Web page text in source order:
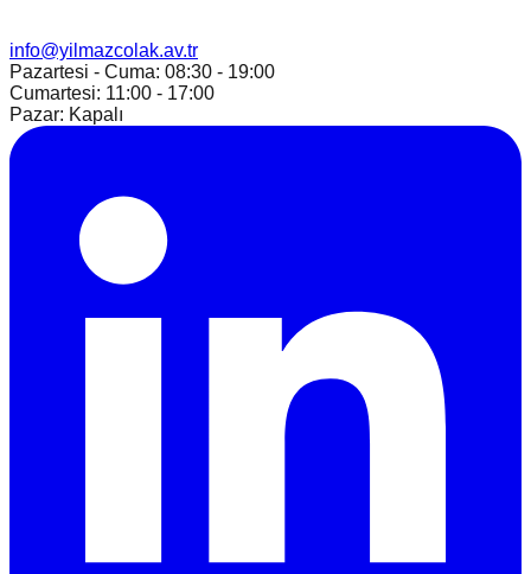
info@yilmazcolak.av.tr
Pazartesi - Cuma: 08:30 - 19:00
Cumartesi: 11:00 - 17:00
Pazar: Kapalı